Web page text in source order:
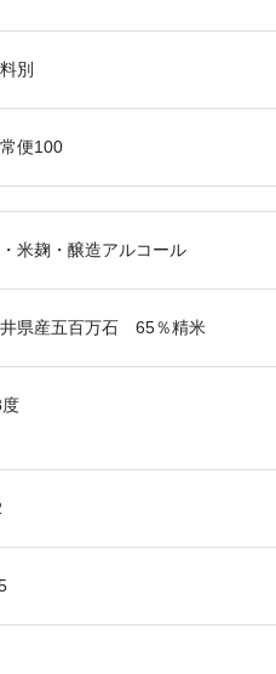
別
便100
米麹・醸造アルコール
県産五百万石 65％精米